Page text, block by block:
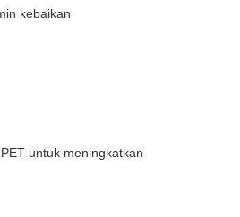
kebaikan
untuk meningkatkan